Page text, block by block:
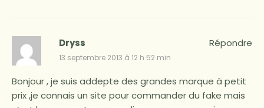
Dryss
13 septembre 2013 à 12 h 52 min
Bonjour , je suis addepte des grandes marque à petit
prix ,je connais un site pour commander du fake mais
Répondre